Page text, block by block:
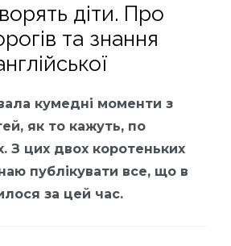
діти. Про
та знання
кумедні моменти з
як то кажуть, по
З цих двох коротеньких
публікувати все, що в
за цей час.